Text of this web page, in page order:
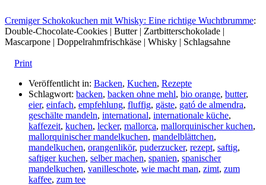
Cremiger Schokokuchen mit Whisky: Eine richtige Wuchtbrumme:
Double-Chocolate-Cookies | Butter | Zartbitterschokolade |
Mascarpone | Doppelrahmfrischkäse | Whisky | Schlagsahne
Print
Veröffentlicht in: Backen, Kuchen, Rezepte
Schlagwort: backen, backen ohne mehl, bio orange, butter,
eier, einfach, empfehlung, fluffig, gäste, gató de almendra,
geschälte mandeln, international, internationale küche,
kaffezeit, kuchen, lecker, mallorca, mallorquinischer kuchen,
mallorquinischer mandelkuchen, mandelblättchen,
mandelkuchen, orangenlikör, puderzucker, rezept, saftig,
saftiger kuchen, selber machen, spanien, spanischer
mandelkuchen, vanilleschote, wie macht man, zimt, zum
kaffee, zum tee